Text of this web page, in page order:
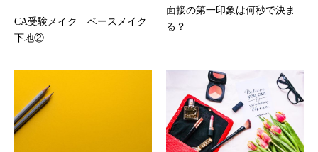
CA受験メイク ベースメイク
下地②
面接の第一印象は何秒で決ま
る？